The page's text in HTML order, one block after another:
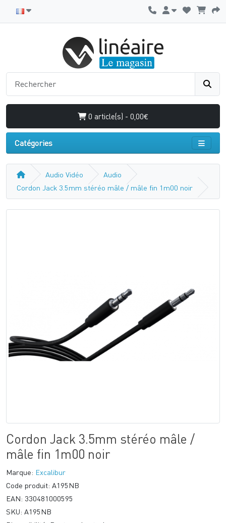
0 article(s) - 0,00€
Catégories
Audio Vidéo
Audio
Cordon Jack 3.5mm stéréo mâle / mâle fin 1m00 noir
Cordon Jack 3.5mm stéréo mâle /
mâle fin 1m00 noir
Marque: Excalibur
Code produit: A195NB
EAN: 330481000595
SKU: A195NB